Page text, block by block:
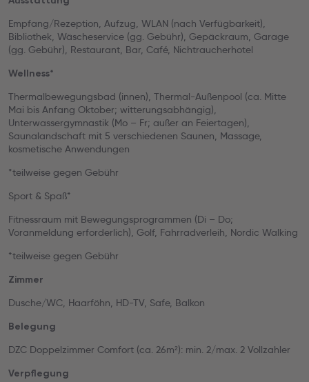
Empfang/Rezeption, Aufzug, WLAN (nach Verfügbarkeit),
Bibliothek, Wäscheservice (gg. Gebühr), Gepäckraum, Garage
(gg. Gebühr), Restaurant, Bar, Café, Nichtraucherhotel
Wellness*
Thermalbewegungsbad (innen), Thermal-Außenpool (ca. Mitte
Mai bis Anfang Oktober; witterungsabhängig),
Unterwassergymnastik (Mo – Fr; außer an Feiertagen),
Saunalandschaft mit 5 verschiedenen Saunen, Massage,
kosmetische Anwendungen
*teilweise gegen Gebühr
Sport & Spaß*
Fitnessraum mit Bewegungsprogrammen (Di – Do;
Voranmeldung erforderlich), Golf, Fahrradverleih, Nordic Walking
*teilweise gegen Gebühr
Zimmer
Dusche/WC, Haarföhn, HD-TV, Safe, Balkon
Belegung
DZC Doppelzimmer Comfort (ca. 26m²): min. 2/max. 2 Vollzahler
Verpflegung